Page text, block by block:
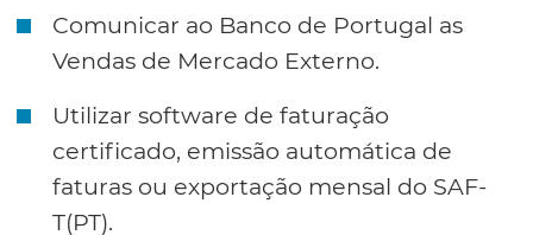
Comunicar ao Banco de Portugal as
Vendas de Mercado Externo.
Utilizar software de faturação
certificado, emissão automática de
faturas ou exportação mensal do SAF-
T(PT).